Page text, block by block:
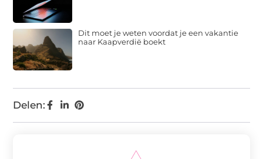
Delen:
Dit moet je weten voordat je een vakantie
naar Kaapverdië boekt